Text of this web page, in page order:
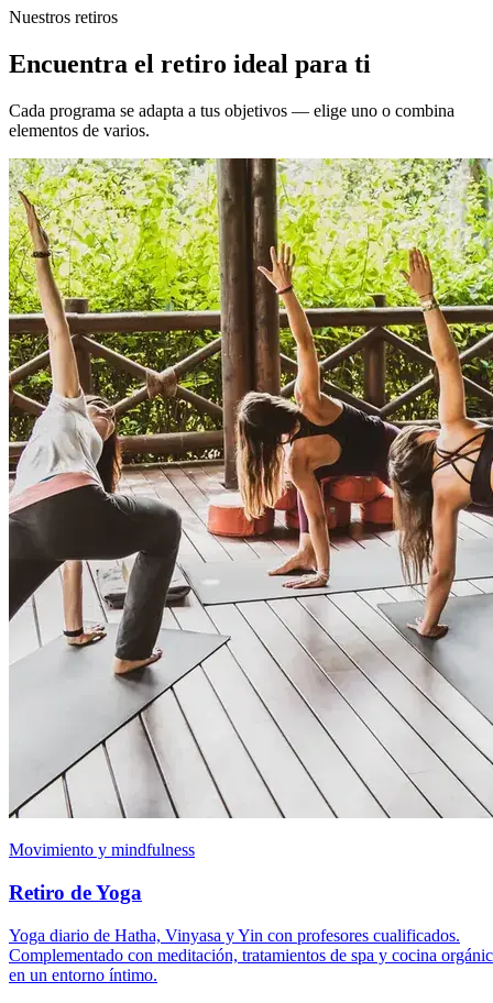
Nuestros retiros
Encuentra el retiro ideal para ti
Cada programa se adapta a tus objetivos — elige uno o combina
elementos de varios.
Movimiento y mindfulness
Retiro de Yoga
Yoga diario de Hatha, Vinyasa y Yin con profesores cualificados.
Complementado con meditación, tratamientos de spa y cocina
en un entorno íntimo.